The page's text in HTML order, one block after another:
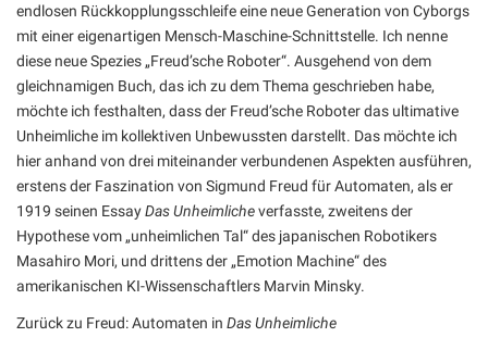
endlosen Rückkopplungsschleife eine neue Generation von Cyborgs
mit einer eigenartigen Mensch-Maschine-Schnittstelle. Ich nenne
diese neue Spezies „Freud’sche Roboter“. Ausgehend von dem
gleichnamigen Buch, das ich zu dem Thema geschrieben habe,
möchte ich festhalten, dass der Freud’sche Roboter das ultimative
Unheimliche im kollektiven Unbewussten darstellt. Das möchte ich
hier anhand von drei miteinander verbundenen Aspekten ausführen,
erstens der Faszination von Sigmund Freud für Automaten, als er
1919 seinen EssayDas Unheimlicheverfasste, zweitens der
Hypothese vom „unheimlichen Tal“ des japanischen Robotikers
Masahiro Mori, und drittens der „Emotion Machine“ des
amerikanischen KI-Wissenschaftlers Marvin Minsky.
Zurück zu Freud: Automaten in Das Unheimliche